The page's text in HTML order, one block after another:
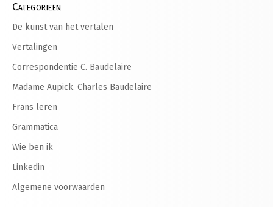
Categorieën
De kunst van het vertalen
Vertalingen
Correspondentie C. Baudelaire
Madame Aupick. Charles Baudelaire
Frans leren
Grammatica
Wie ben ik
Linkedin
Algemene voorwaarden